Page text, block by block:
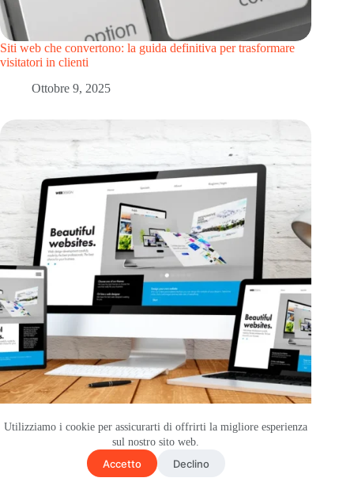
Utilizziamo i cookie per assicurarti di offrirti la migliore esperienza
sul nostro sito web.
Accetto Declino
Siti web che convertono: la guida definitiva per trasformare
visitatori in clienti
Ottobre 9, 2025
Preventivo di un sito web a Bari? Ecco cosa dovresti aspettarti
Ottobre 8, 2025